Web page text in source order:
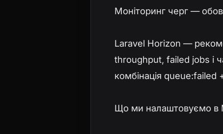
Моніторинг черг —
Laravel Horizon —
throughput, failed jobs і
комбінація queue:failed
Що ми налаштовуємо в